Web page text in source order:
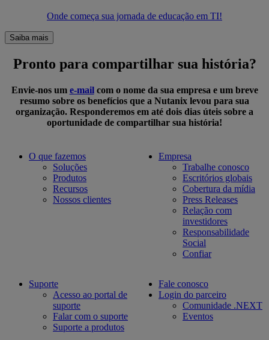
Onde começa sua jornada de educação em TI!
Saiba mais
Pronto para compartilhar sua história?
Envie-nos um e-mailcom o nome da sua empresa e um breve
resumo sobre os benefícios que a Nutanix levou para sua
organização. Responderemos em até dois dias úteis sobre a
oportunidade de compartilhar sua história!
O que fazemos
Soluções
Produtos
Recursos
Nossos clientes
Empresa
Trabalhe conosco
Escritórios globais
Cobertura da mídia
Press Releases
Relação com
investidores
Responsabilidade
Social
Confiar
Suporte
Acesso ao portal de
suporte
Falar com o suporte
Suporte a produtos
Fale conosco​
Login do parceiro
Comunidade .NEXT
Eventos